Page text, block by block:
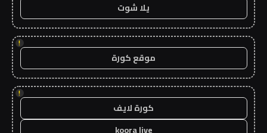
يلا شوت
!
موقع كورة
!
كورة لايف